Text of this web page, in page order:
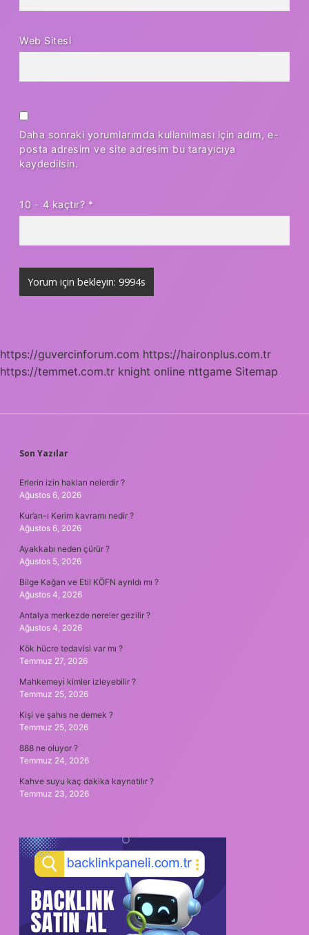
Web Sitesi
Daha sonraki yorumlarımda kullanılması için adım, e-
posta adresim ve site adresim bu tarayıcıya
kaydedilsin.
10 - 4 kaçtır? *
https://guvercinforum.com https://haironplus.com.tr
https://temmet.com.tr knight online nttgame Sitemap
SIDEBAR
Son Yazılar
Erlerin izin hakları nelerdir ?
Ağustos 6, 2026
Kur’an-ı Kerim kavramı nedir ?
Ağustos 6, 2026
Ayakkabı neden çürür ?
Ağustos 5, 2026
Bilge Kağan ve Etil KÖFN ayrıldı mı ?
Ağustos 4, 2026
Antalya merkezde nereler gezilir ?
Ağustos 4, 2026
Kök hücre tedavisi var mı ?
Temmuz 27, 2026
Mahkemeyi kimler izleyebilir ?
Temmuz 25, 2026
Kişi ve şahıs ne demek ?
Temmuz 25, 2026
888 ne oluyor ?
Temmuz 24, 2026
Kahve suyu kaç dakika kaynatılır ?
Temmuz 23, 2026